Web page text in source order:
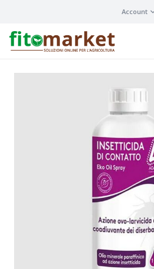
Account